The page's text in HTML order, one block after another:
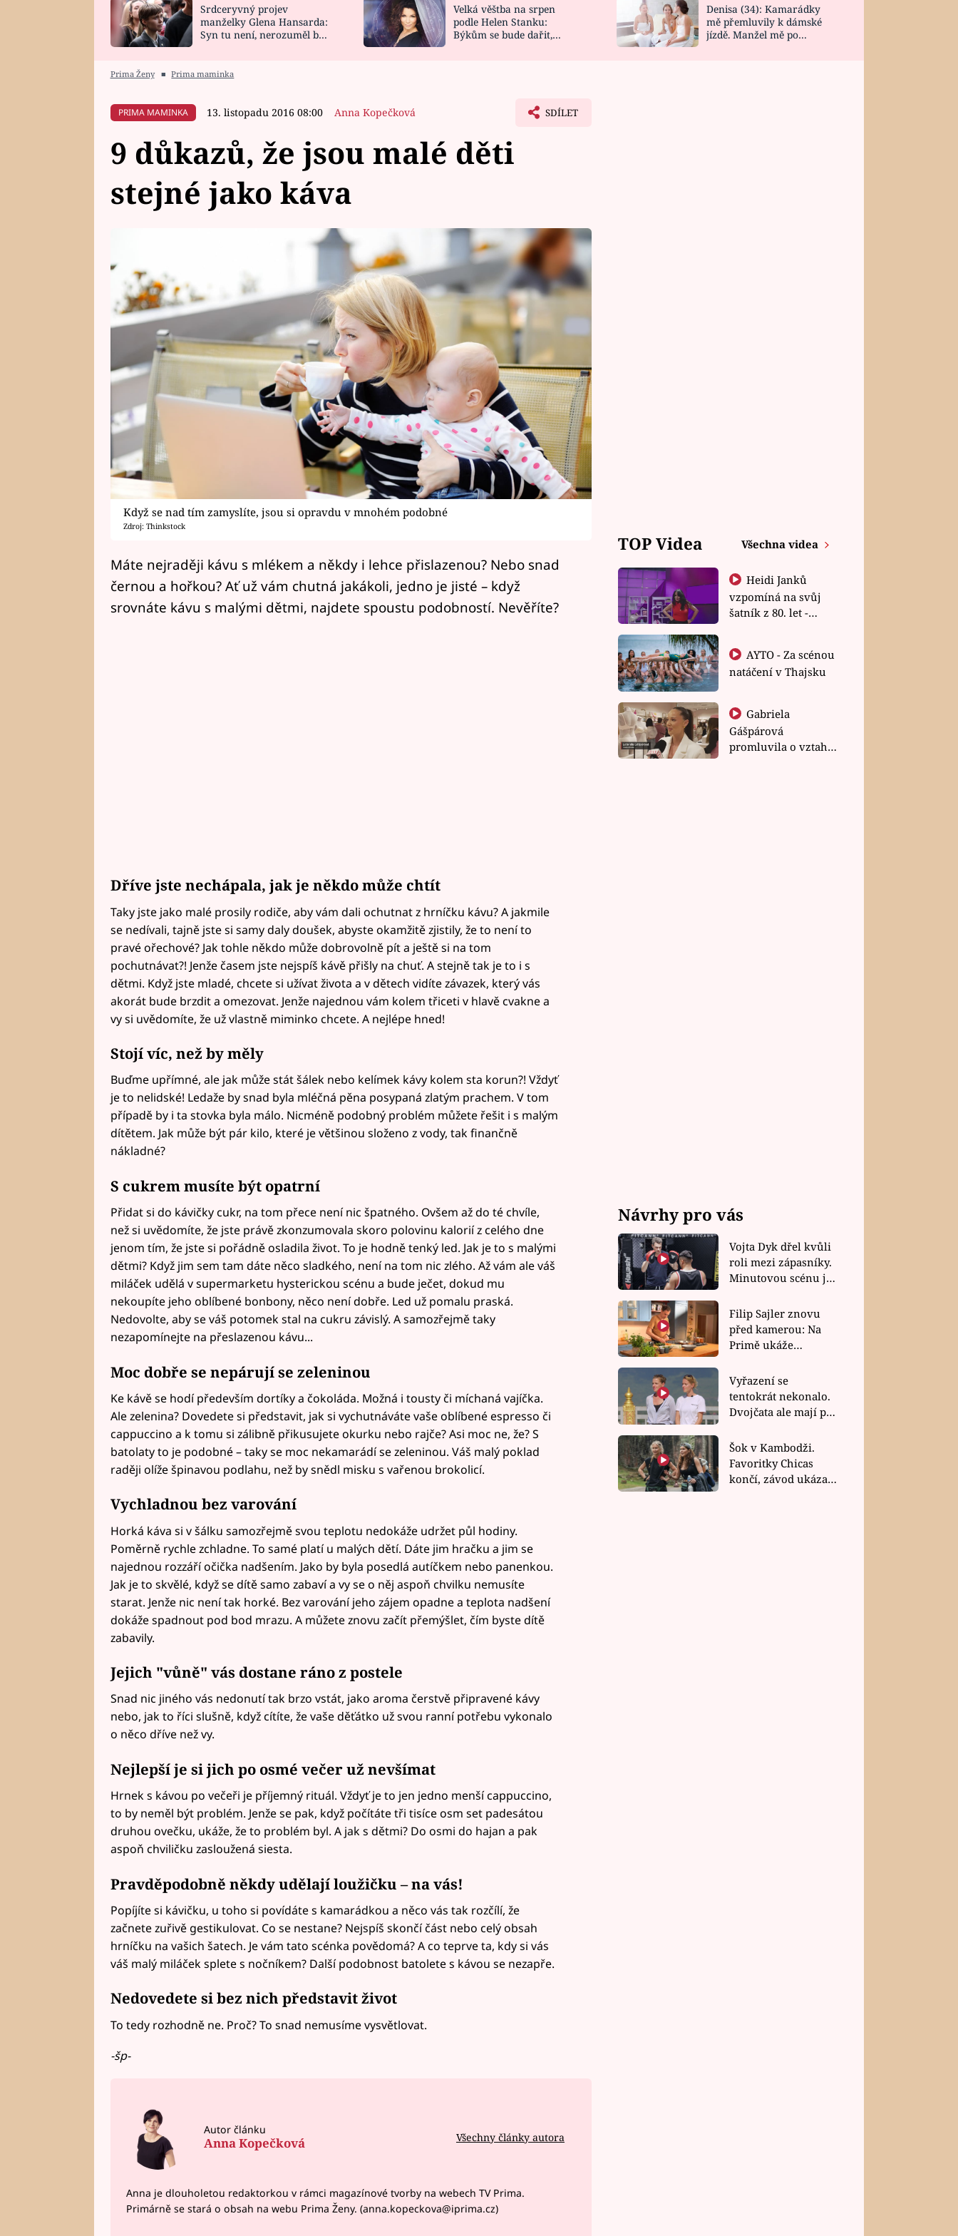
HOROSKOP NA
CELEBRITY
VAŘENÍ
NOVINKY
VIDEORECEPTY
DESIGN
Srdceryvný projev
manželky Glena Hansarda:
Syn tu není, nerozuměl by
Velká věštba na srpen
podle Helen Stanku:
Býkům se bude dařit,
Denisa (34): Kamarádky
mě přemluvily k dámské
jízdě. Manžel mě po
Prima Ženy ■ Prima maminka
PRIMA MAMINKA 13. listopadu 2016 08:00 Anna Kopečková SDÍLET
9 důkazů, že jsou malé děti
stejné jako káva
Když se nad tím zamyslíte, jsou si opravdu v mnohém podobné
Zdroj: Thinkstock
Máte nejraději kávu s mlékem a někdy i lehce přislazenou? Nebo snad
černou a hořkou? Ať už vám chutná jakákoli, jedno je jisté – když
srovnáte kávu s malými dětmi, najdete spoustu podobností. Nevěříte?
Dříve jste nechápala, jak je někdo může chtít
Taky jste jako malé prosily rodiče, aby vám dali ochutnat z hrníčku kávu? A jakmile
se nedívali, tajně jste si samy daly doušek, abyste okamžitě zjistily, že to není to
pravé ořechové? Jak tohle někdo může dobrovolně pít a ještě si na tom
pochutnávat?! Jenže časem jste nejspíš kávě přišly na chuť. A stejně tak je to i s
dětmi. Když jste mladé, chcete si užívat života a v dětech vidíte závazek, který vás
akorát bude brzdit a omezovat. Jenže najednou vám kolem třiceti v hlavě cvakne a
vy si uvědomíte, že už vlastně miminko chcete. A nejlépe hned!
Stojí víc, než by měly
Buďme upřímné, ale jak může stát šálek nebo kelímek kávy kolem sta korun?! Vždyť
je to nelidské! Ledaže by snad byla mléčná pěna posypaná zlatým prachem. V tom
případě by i ta stovka byla málo. Nicméně podobný problém můžete řešit i s malým
dítětem. Jak může být pár kilo, které je většinou složeno z vody, tak finančně
nákladné?
S cukrem musíte být opatrní
Přidat si do kávičky cukr, na tom přece není nic špatného. Ovšem až do té chvíle,
než si uvědomíte, že jste právě zkonzumovala skoro polovinu kalorií z celého dne
jenom tím, že jste si pořádně osladila život. To je hodně tenký led. Jak je to s malými
dětmi? Když jim sem tam dáte něco sladkého, není na tom nic zlého. Až vám ale váš
miláček udělá v supermarketu hysterickou scénu a bude ječet, dokud mu
nekoupíte jeho oblíbené bonbony, něco není dobře. Led už pomalu praská.
Nedovolte, aby se váš potomek stal na cukru závislý. A samozřejmě taky
nezapomínejte na přeslazenou kávu...
Moc dobře se nepárují se zeleninou
Ke kávě se hodí především dortíky a čokoláda. Možná i tousty či míchaná vajíčka.
Ale zelenina? Dovedete si představit, jak si vychutnáváte vaše oblíbené espresso či
cappuccino a k tomu si zálibně přikusujete okurku nebo rajče? Asi moc ne, že? S
batolaty to je podobné – taky se moc nekamarádí se zeleninou. Váš malý poklad
raději olíže špinavou podlahu, než by snědl misku s vařenou brokolicí.
Vychladnou bez varování
Horká káva si v šálku samozřejmě svou teplotu nedokáže udržet půl hodiny.
Poměrně rychle zchladne. To samé platí u malých dětí. Dáte jim hračku a jim se
najednou rozzáří očička nadšením. Jako by byla posedlá autíčkem nebo panenkou.
Jak je to skvělé, když se dítě samo zabaví a vy se o něj aspoň chvilku nemusíte
starat. Jenže nic není tak horké. Bez varování jeho zájem opadne a teplota nadšení
dokáže spadnout pod bod mrazu. A můžete znovu začít přemýšlet, čím byste dítě
zabavily.
Jejich "vůně" vás dostane ráno z postele
Snad nic jiného vás nedonutí tak brzo vstát, jako aroma čerstvě připravené kávy
nebo, jak to říci slušně, když cítíte, že vaše děťátko už svou ranní potřebu vykonalo
o něco dříve než vy.
Nejlepší je si jich po osmé večer už nevšímat
Hrnek s kávou po večeři je příjemný rituál. Vždyť je to jen jedno menší cappuccino,
to by neměl být problém. Jenže se pak, když počítáte tři tisíce osm set padesátou
druhou ovečku, ukáže, že to problém byl. A jak s dětmi? Do osmi do hajan a pak
aspoň chviličku zasloužená siesta.
Pravděpodobně někdy udělají loužičku – na vás!
Popíjíte si kávičku, u toho si povídáte s kamarádkou a něco vás tak rozčílí, že
začnete zuřivě gestikulovat. Co se nestane? Nejspíš skončí část nebo celý obsah
hrníčku na vašich šatech. Je vám tato scénka povědomá? A co teprve ta, kdy si vás
váš malý miláček splete s nočníkem? Další podobnost batolete s kávou se nezapře.
Nedovedete si bez nich představit život
To tedy rozhodně ne. Proč? To snad nemusíme vysvětlovat.
-šp-
Autor článku
Anna Kopečková Všechny články autora
Anna je dlouholetou redaktorkou v rámci magazínové tvorby na webech TV Prima.
Primárně se stará o obsah na webu Prima Ženy. (anna.kopeckova@iprima.cz)
TOP Videa Všechna videa
Heidi Janků
vzpomíná na svůj
šatník z 80. let -
natáčení v Thajsku
Gabriela
Gášpárová
promluvila o vztahu
Návrhy pro vás
Vojta Dyk dřel kvůli
roli mezi zápasníky.
Minutovou scénu jel
Filip Sajler znovu
před kamerou: Na
Primě ukáže
rychlé recepty
Vyřazení se
tentokrát nekonalo.
Dvojčata ale mají po
závodu nůž na krku
Šok v Kambodži.
Favoritky Chicas
končí, závod ukázal